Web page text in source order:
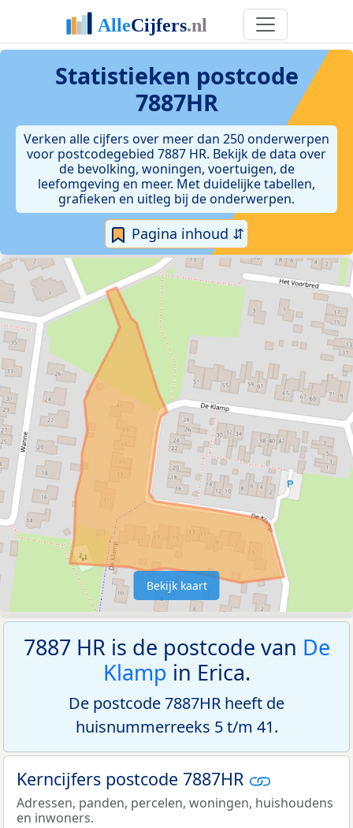
Statistieken postcode
7887HR
Verken alle cijfers over meer dan 250 onderwerpen
voor postcodegebied 7887 HR. Bekijk de data over
de bevolking, woningen, voertuigen, de
leefomgeving en meer. Met duidelijke tabellen,
grafieken en uitleg bij de onderwerpen.
Pagina inhoud ⇵
Bekijk kaart
7887 HR is de postcode van De
Klamp in Erica.
De postcode 7887HR heeft de
huisnummerreeks 5 t/m 41.
Kerncijfers postcode 7887HR
Adressen, panden, percelen, woningen, huishoudens
en inwoners.